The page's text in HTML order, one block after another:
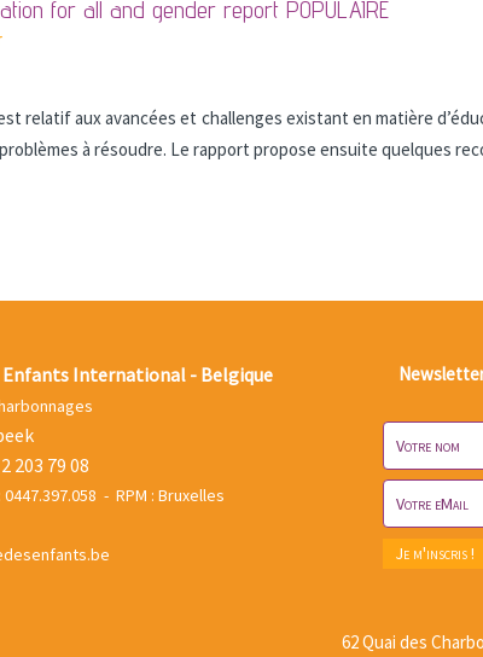
for all and gender report POPULAIRE
relatif aux avancées et challenges existant en matière
à résoudre. Le rapport propose ensuite quelques
Enfants International - Belgique
203 79 08
- RPM : Bruxelles
62 Quai des